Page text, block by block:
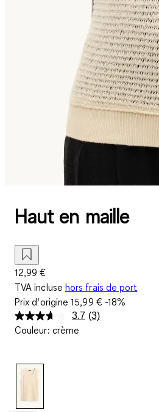
Haut en maille
12,99 €
TVA incluse hors frais de port
Prix d‘origine15,99 €-18%
3.7 Lire
(3)
Couleur: crème